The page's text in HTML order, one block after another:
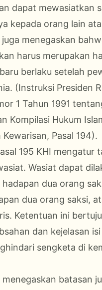
dapat mewasiatkan
kepada orang lain
juga menegaskan
harus merupakan
berlaku setelah
(Instruksi Presiden
1 Tahun 1991
Kompilasi Hukum
Kewarisan, Pasal 194).
195 KHI mengatur
Wasiat dapat
hadapan dua orang
dua orang saksi,
Ketentuan ini
dan kejelasan
sengketa di
menegaskan batasan